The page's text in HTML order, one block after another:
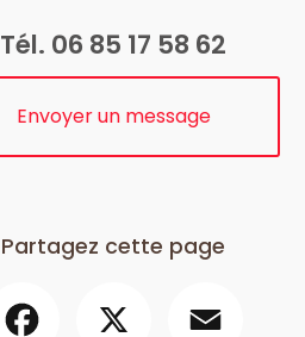
Tél. 06 85 17 58 62
Envoyer un message
Partagez cette page